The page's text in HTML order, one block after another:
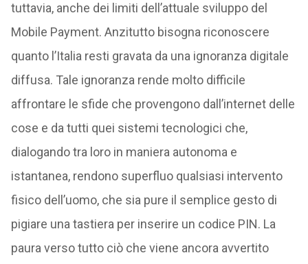
tuttavia, anche dei limiti dell’attuale sviluppo del
Mobile Payment. Anzitutto bisogna riconoscere
quanto l’Italia resti gravata da una ignoranza digitale
diffusa. Tale ignoranza rende molto difficile
affrontare le sfide che provengono dall’internet delle
cose e da tutti quei sistemi tecnologici che,
dialogando tra loro in maniera autonoma e
istantanea, rendono superfluo qualsiasi intervento
fisico dell’uomo, che sia pure il semplice gesto di
pigiare una tastiera per inserire un codice PIN. La
paura verso tutto ciò che viene ancora avvertito